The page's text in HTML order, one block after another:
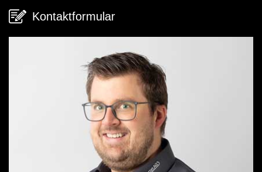
Kontaktformular